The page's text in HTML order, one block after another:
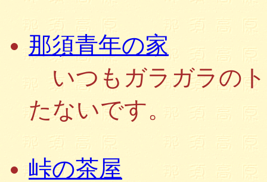
那須青年の家
いつもガラガラのト
たないです。
峠の茶屋